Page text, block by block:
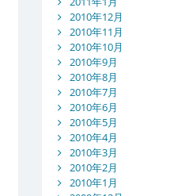
2010年12月
2010年11月
2010年10月
2010年9月
2010年8月
2010年7月
2010年6月
2010年5月
2010年4月
2010年3月
2010年2月
2010年1月